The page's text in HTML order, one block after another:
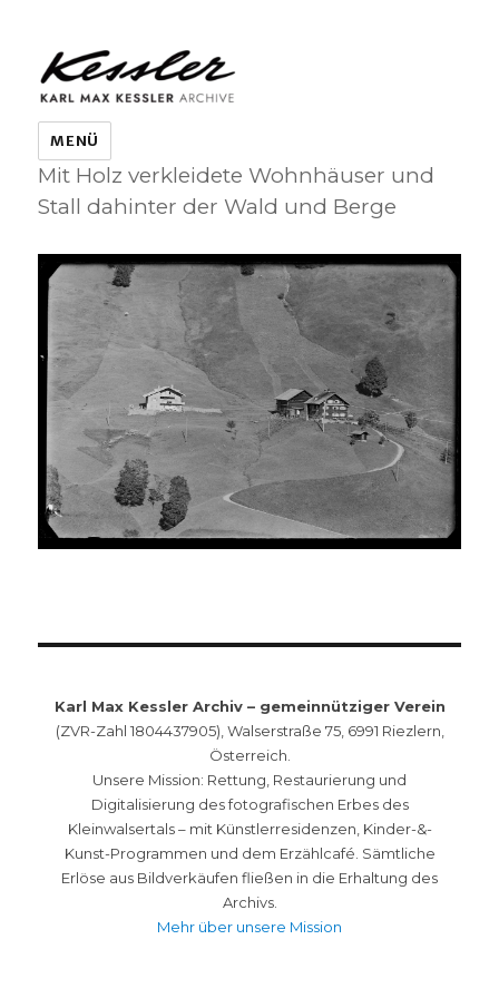
KARL MAX KESSLER ARCHIVE
MENÜ
Mit Holz verkleidete Wohnhäuser und
Stall dahinter der Wald und Berge
Karl Max Kessler Archiv – gemeinnütziger Verein
(ZVR-Zahl 1804437905), Walserstraße 75, 6991 Riezlern,
Österreich.
Unsere Mission: Rettung, Restaurierung und
Digitalisierung des fotografischen Erbes des
Kleinwalsertals – mit Künstlerresidenzen, Kinder-&-
Kunst-Programmen und dem Erzählcafé. Sämtliche
Erlöse aus Bildverkäufen fließen in die Erhaltung des
Archivs.
Mehr über unsere Mission